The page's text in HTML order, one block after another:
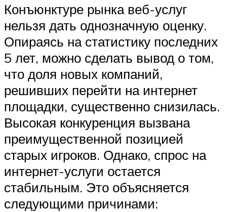
Конъюнктуре рынка веб-услуг
нельзя дать однозначную оценку.
Опираясь на статистику последних
5 лет, можно сделать вывод о том,
что доля новых компаний,
решивших перейти на интернет
площадки, существенно снизилась.
Высокая конкуренция вызвана
преимущественной позицией
старых игроков. Однако, спрос на
интернет-услуги остается
стабильным. Это объясняется
следующими причинами: